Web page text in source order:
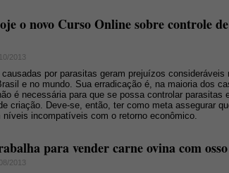
o novo Curso Online sobre controle
2013
por parasitas geram prejuízos consideráveis
e no mundo. Sua erradicação é, na maioria dos
é necessária para que se possa controlar parasitas
criação. Deve-se, então, ter como meta assegurar
níveis incompatíveis com o retorno econômico.
para vender carne ovina com
2013